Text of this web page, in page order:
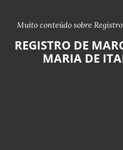
Muito conteúdo sobre
REGISTRO DE
MARIA DE